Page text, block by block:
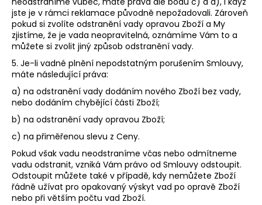
jste je v rámci reklamace původně nepožadovali. Zároveň
pokud si zvolíte odstranění vady opravou Zboží a My
zjistíme, že je vada neopravitelná, oznámíme Vám to a
můžete si zvolit jiný způsob odstranění vady.
5. Je-li vadné plnění nepodstatným porušením Smlouvy,
máte následující práva:
a) na odstranění vady dodáním nového Zboží bez vady,
nebo dodáním chybějící části Zboží;
b) na odstranění vady opravou Zboží;
c) na přiměřenou slevu z Ceny.
Pokud však vadu neodstraníme včas nebo odmítneme
vadu odstranit, vzniká Vám právo od Smlouvy odstoupit.
Odstoupit můžete také v případě, kdy nemůžete Zboží
řádně užívat pro opakovaný výskyt vad po opravě Zboží
nebo při větším počtu vad Zboží.